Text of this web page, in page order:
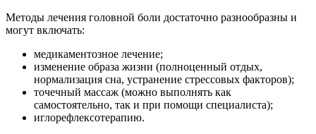
Методы лечения головной боли достаточно разнообразны и
могут включать:
медикаментозное лечение;
изменение образа жизни (полноценный отдых,
нормализация сна, устранение стрессовых факторов);
точечный массаж (можно выполнять как
самостоятельно, так и при помощи специалиста);
иглорефлексотерапию.